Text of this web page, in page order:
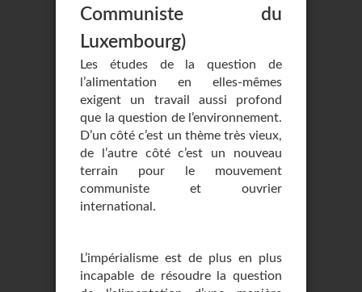
Communiste du
Luxembourg)
Les études de la question de
l’alimentation en elles-mêmes
exigent un travail aussi profond
que la question de l’environnement.
D’un côté c’est un thème très vieux,
de l’autre côté c’est un nouveau
terrain pour le mouvement
communiste et ouvrier
international.
L’impérialisme est de plus en plus
incapable de résoudre la question